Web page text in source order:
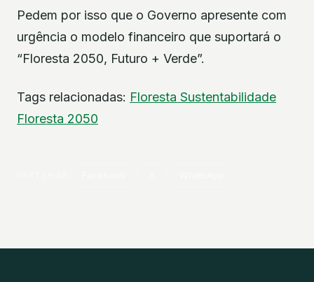
Pedem por isso que o Governo apresente com
urgência o modelo financeiro que suportará o
“Floresta 2050, Futuro + Verde”.
Tags relacionadas: Floresta Sustentabilidade
Floresta 2050